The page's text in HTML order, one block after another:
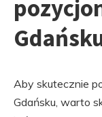
Aby skutecznie
Gdańsku, warto